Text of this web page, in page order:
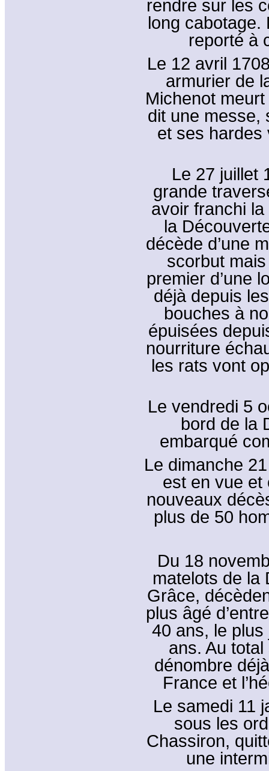
rendre sur les
long cabotage.
reporté à
Le 12 avril
armurier de
Michenot
dit une messe,
et ses hardes
Le 27 juillet
grande
avoir franchi
la
décède d’une
scorbut
premier d’une
déjà depuis
bouches à
épuisées
nourriture
les rats vont
Le vendredi 5
bord de la
embarqué
Le dimanche
est en vue et
nouveaux
plus de 50
Du 18
matelots de la
Grâce,
plus âgé
40 ans, le
ans. Au
dénombre
France et
Le samedi 11
sous les
Chassiron,
une